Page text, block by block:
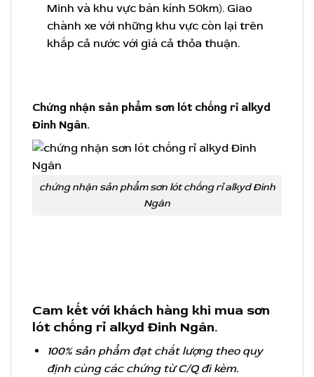
Minh và khu vực bán kính 50km). Giao
chành xe với những khu vực còn lại trên
khắp cả nước với giá cả thỏa thuận.
Chứng nhận sản phẩm sơn lót chống rỉ alkyd
Đinh Ngân.
chứng nhận sản phẩm sơn lót chống rỉ alkyd Đinh
Ngân
Cam kết với khách hàng khi mua sơn
lót chống rỉ alkyd Đinh Ngân.
100% sản phẩm đạt chất lượng theo quy
định cùng các chứng từ C/Q đi kèm.